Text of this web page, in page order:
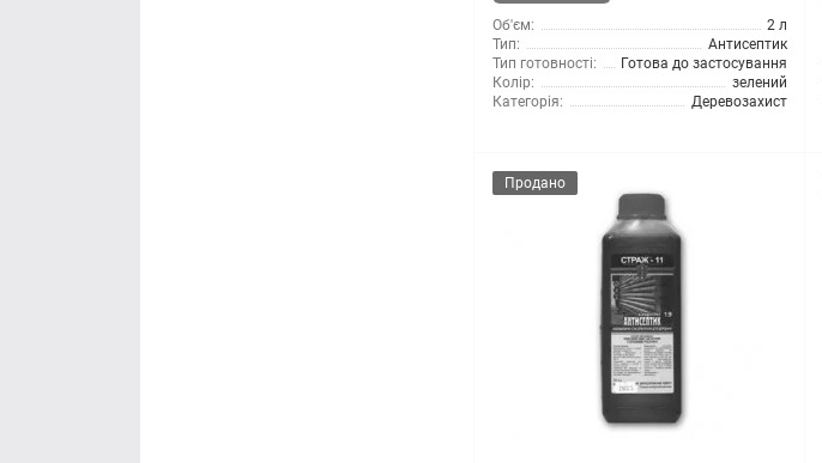
Об'єм:
2 л
Тип:
Антисептик
Тип готовності:
Готова до застосування
Колір:
зелений
Категорія:
Деревозахист
Продано